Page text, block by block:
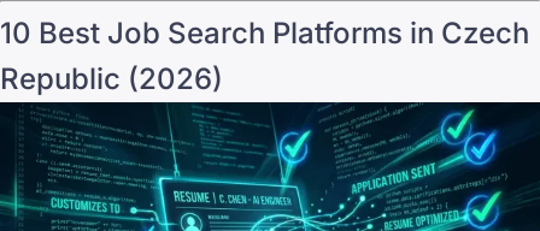
10 Best Job Search Platforms in Czech
Republic (2026)